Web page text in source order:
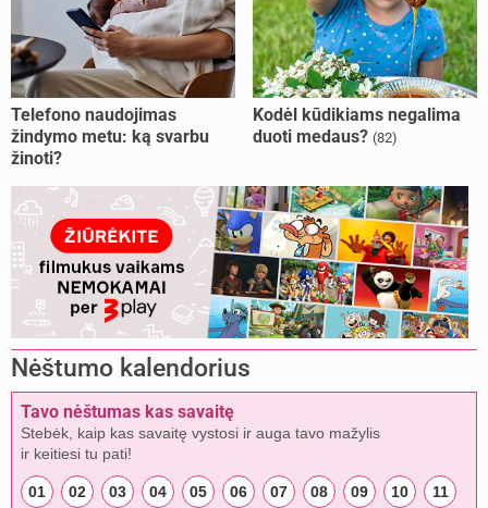
Telefono naudojimas
žindymo metu: ką svarbu
žinoti?
Kodėl kūdikiams negalima
duoti medaus? (82)
Nėštumo kalendorius
Tavo nėštumas kas savaitę
Stebėk, kaip kas savaitę vystosi ir auga tavo mažylis
ir keitiesi tu pati!
01 02 03 04 05 06 07 08 09 10 11